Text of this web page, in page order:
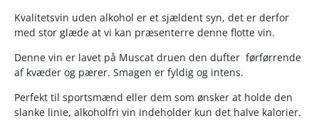
Kvalitetsvin uden alkohol er et sjældent syn, det er derfor
med stor glæde at vi kan præsenterre denne flotte vin.
Denne vin er lavet på Muscat druen den dufter førførrende
af kvæder og pærer. Smagen er fyldig og intens.
Perfekt til sportsmænd eller dem som ønsker at holde den
slanke linie, alkoholfri vin indeholder kun det halve kalorier.